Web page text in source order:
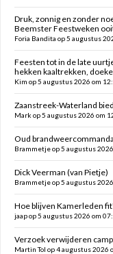
Druk, zonnig en zonder
Beemster Feestweken
Foria Bandita op 5 augustus
Feesten tot in de late
hekken kaaltrekken,
Kim op 5 augustus 2026 om
Zaanstreek-Waterland
Mark op 5 augustus 2026 om
Oud
Brammetje op 5 augustus
Dick Veerman (van Pietje)
Brammetje op 5 augustus
Hoe blijven Kamerleden
jaap op 5 augustus 2026 om
Verzoek verwijderen
Martin Tol op 4 augustus 2026